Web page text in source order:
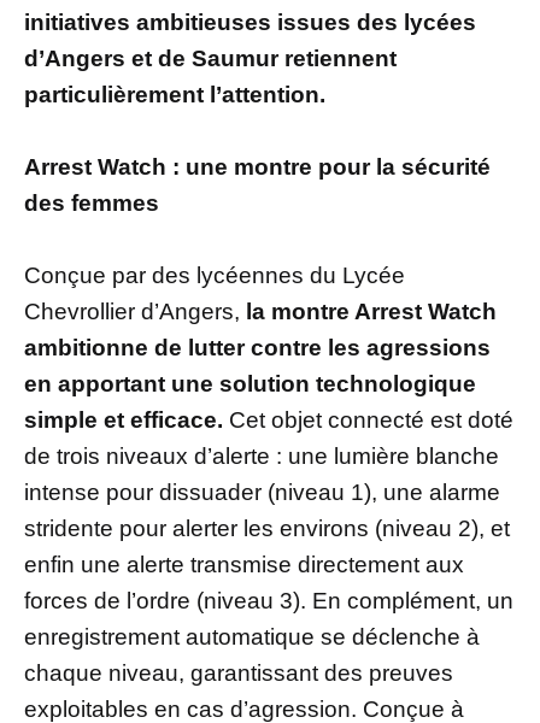
initiatives ambitieuses issues des lycées
d’Angers et de Saumur retiennent
particulièrement l’attention.
Arrest Watch : une montre pour la sécurité
des femmes
Conçue par des lycéennes du Lycée
Chevrollier d’Angers, la montre Arrest Watch
ambitionne de lutter contre les agressions
en apportant une solution technologique
simple et efficace. Cet objet connecté est doté
de trois niveaux d’alerte : une lumière blanche
intense pour dissuader (niveau 1), une alarme
stridente pour alerter les environs (niveau 2), et
enfin une alerte transmise directement aux
forces de l’ordre (niveau 3). En complément, un
enregistrement automatique se déclenche à
chaque niveau, garantissant des preuves
exploitables en cas d’agression. Conçue à